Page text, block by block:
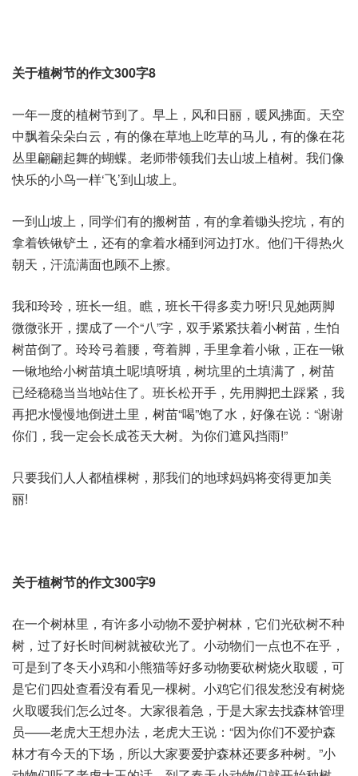
关于植树节的作文300字8
一年一度的植树节到了。早上，风和日丽，暖风拂面。天空
中飘着朵朵白云，有的像在草地上吃草的马儿，有的像在花
丛里翩翩起舞的蝴蝶。老师带领我们去山坡上植树。我们像
快乐的小鸟一样‘飞’到山坡上。
一到山坡上，同学们有的搬树苗，有的拿着锄头挖坑，有的
拿着铁锹铲土，还有的拿着水桶到河边打水。他们干得热火
朝天，汗流满面也顾不上擦。
我和玲玲，班长一组。瞧，班长干得多卖力呀!只见她两脚
微微张开，摆成了一个“八”字，双手紧紧扶着小树苗，生怕
树苗倒了。玲玲弓着腰，弯着脚，手里拿着小锹，正在一锹
一锹地给小树苗填土呢!填呀填，树坑里的土填满了，树苗
已经稳稳当当地站住了。班长松开手，先用脚把土踩紧，我
再把水慢慢地倒进土里，树苗“喝”饱了水，好像在说：“谢谢
你们，我一定会长成苍天大树。为你们遮风挡雨!”
只要我们人人都植棵树，那我们的地球妈妈将变得更加美
丽!
关于植树节的作文300字9
在一个树林里，有许多小动物不爱护树林，它们光砍树不种
树，过了好长时间树就被砍光了。小动物们一点也不在乎，
可是到了冬天小鸡和小熊猫等好多动物要砍树烧火取暖，可
是它们四处查看没有看见一棵树。小鸡它们很发愁没有树烧
火取暖我们怎么过冬。大家很着急，于是大家去找森林管理
员——老虎大王想办法，老虎大王说：“因为你们不爱护森
林才有今天的下场，所以大家要爱护森林还要多种树。”小